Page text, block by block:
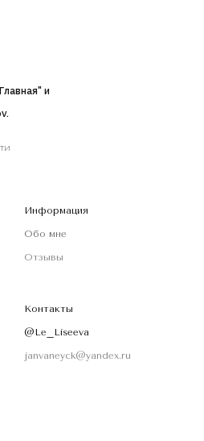
и
.
Информация
Обо мне
Отзывы
Контакты
@Le_Liseeva
janvaneyck@yandex.ru